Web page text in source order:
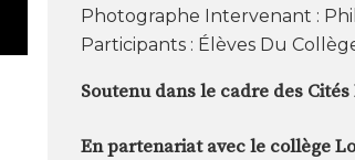
Photographe Intervenant :
Participants : Élèves Du
Soutenu dans le cadre des
En partenariat avec le collège